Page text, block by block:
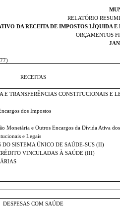
RELATÓRIO
DA RECEITA DE IMPOSTOS LÍQUIDA E
ORÇAMENTOS
RECEITAS
E TRANSFERÊNCIAS CONSTITUCIONAIS E
dos Impostos
Monetária e Outros Encargos da Dívida Ativa
e Legais
DO SISTEMA ÚNICO DE SAÚDE-SUS (II)
VINCULADAS À SAÚDE (III)
DESPESAS COM SAÚDE